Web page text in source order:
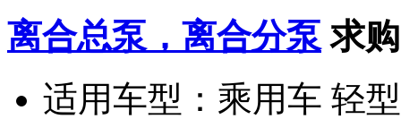
离合总泵，离合分泵 求
适用车型： 乘用车 轻